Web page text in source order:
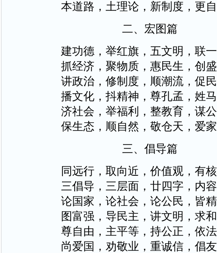
本道路，土理论，新制度，更
二、宏图篇
建功德，举红旗，五文明，联
抓经济，聚物质，惠民生，创
讲政治，修制度，顺潮流，促
播文化，抖精神，尊孔孟，姓
济社会，举福利，整教育，谋
保生态，顺自然，敬仓天，爱
三、倡导篇
同远行，取向近，价值观，有
三倡导，三层面，廿四字，内
论国家，论社会，论公民，皆
图富强，导民主，讲文明，求
尊自由，主平等，持公正，依
尚爱国，劝敬业，重诚信，倡